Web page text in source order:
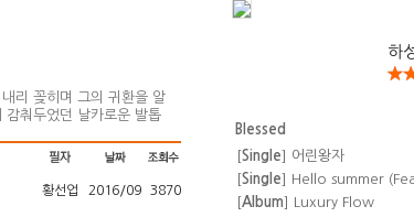
리 꽂히며 그의 귀환을 알
춰두었던 날카로운 발톱
황선업 2016/09 3870
하
Blessed
[Single] 어린왕자
[Single] Hello summer
[Album] Luxury Flow